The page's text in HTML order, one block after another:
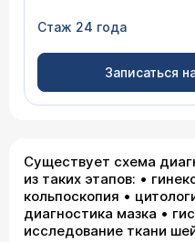
Стаж 24 года
Записаться
Существует схема
из таких этапов: •
кольпоскопия •
диагностика мазка •
исследование ткани